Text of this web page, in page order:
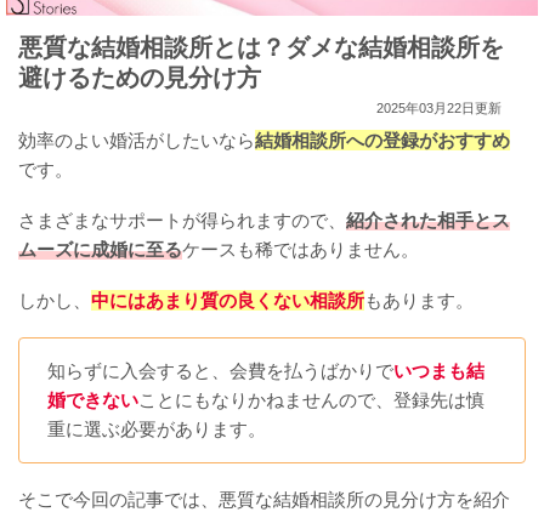
悪質な結婚相談所とは？ダメな結婚相談所を
避けるための見分け方
2025年03月22日更新
効率のよい婚活がしたいなら結婚相談所への登録がおすすめ
です。
さまざまなサポートが得られますので、 紹介された相手とス
ムーズに成婚に至るケースも稀ではありません。
しかし、 中にはあまり質の良くない相談所もあります。
知らずに入会すると、会費を払うばかりでいつまも結
婚できないことにもなりかねませんので、登録先は慎
重に選ぶ必要があります。
そこで今回の記事では、悪質な結婚相談所の見分け方を紹介